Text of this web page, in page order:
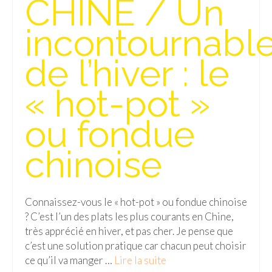
Isla del Sol
Lac Titicaca
Salar d’Uyuni
Chili
Paraguay
Pérou
Machu Picchu
ASIE
Chine
CHINE / Un
de l’hiver : le
« hot-pot »
ou fondue
chinoise
Connaissez-vous le « hot-pot » ou fondue chinoise
? C’est l’un des plats les plus courants en Chine,
très apprécié en hiver, et pas cher. Je pense que
c’est une solution pratique car chacun peut choisir
ce qu’il va manger … Lire la suite­­